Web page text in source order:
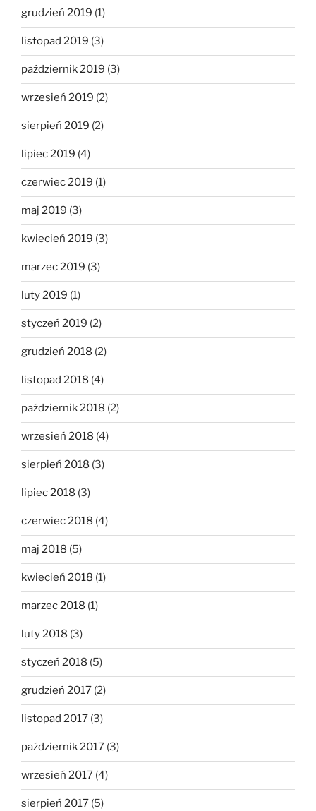
grudzień 2019 (1)
listopad 2019 (3)
październik 2019 (3)
wrzesień 2019 (2)
sierpień 2019 (2)
lipiec 2019 (4)
czerwiec 2019 (1)
maj 2019 (3)
kwiecień 2019 (3)
marzec 2019 (3)
luty 2019 (1)
styczeń 2019 (2)
grudzień 2018 (2)
listopad 2018 (4)
październik 2018 (2)
wrzesień 2018 (4)
sierpień 2018 (3)
lipiec 2018 (3)
czerwiec 2018 (4)
maj 2018 (5)
kwiecień 2018 (1)
marzec 2018 (1)
luty 2018 (3)
styczeń 2018 (5)
grudzień 2017 (2)
listopad 2017 (3)
październik 2017 (3)
wrzesień 2017 (4)
sierpień 2017 (5)